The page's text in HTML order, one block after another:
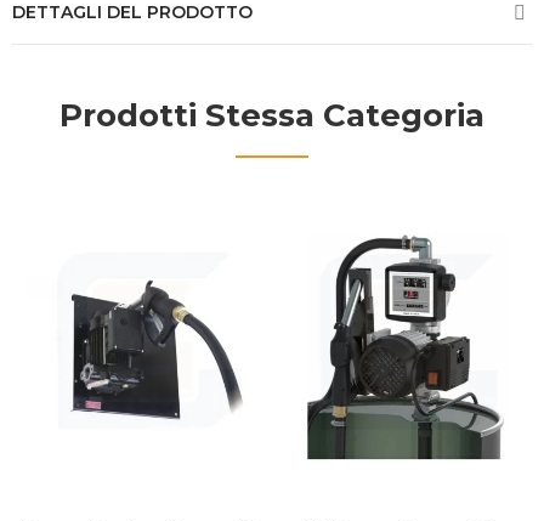
DETTAGLI DEL PRODOTTO
Prodotti Stessa Categoria